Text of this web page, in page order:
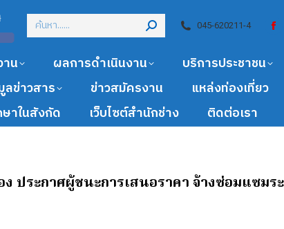
045-620211-4
น ผลการดำเนินงาน บริการประชาชน
ข่าวสาร ข่าวสมัครงาน แหล่งท่องเที่ยว
าในสังกัด เว็บไซต์สำนักช่าง ติดต่อเรา
ง ประกาศผู้ชนะการเสนอราคา จ้างซ่อมแซม